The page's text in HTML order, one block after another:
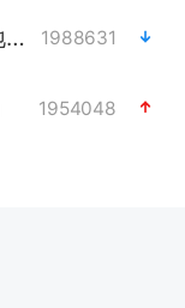
台风白海豚或吞并鲸鱼 登陆地点更新 1988631
1954048